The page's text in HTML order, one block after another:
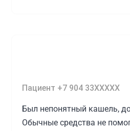
Пациент +7 904 33XXXXX
Был непонятный кашель,
Обычные средства не